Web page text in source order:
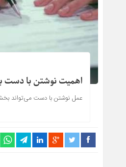
اهمیت نوشتن با دست
عمل نوشتن با دست می‌تواند